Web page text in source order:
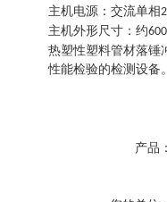
主机电源 ： 交流单相
主机外形尺寸 ： 约600
热塑性塑料管材落锤
性能检验的检测设备
产品